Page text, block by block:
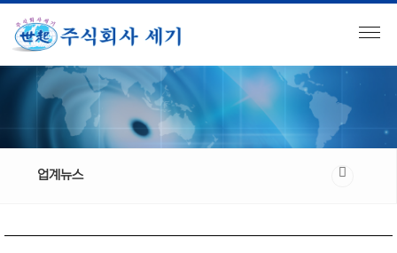
업계뉴스